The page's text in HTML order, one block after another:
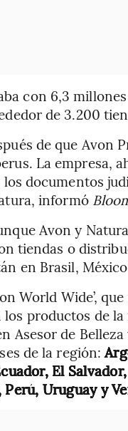
con 6,3
de 3.200
de que Avon
La empresa,
los documentos
informó
Avon y
tiendas o
en Brasil,
World Wide’,
productos de
Asesor de
de la región:
El
Uruguay y